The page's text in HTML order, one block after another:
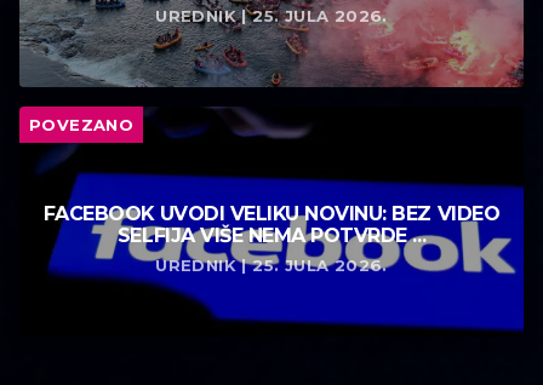
UREDNIK | 25. JULA 2026.
POVEZANO
FACEBOOK UVODI VELIKU NOVINU: BEZ VIDEO
SELFIJA VIŠE NEMA POTVRDE ...
UREDNIK | 25. JULA 2026.